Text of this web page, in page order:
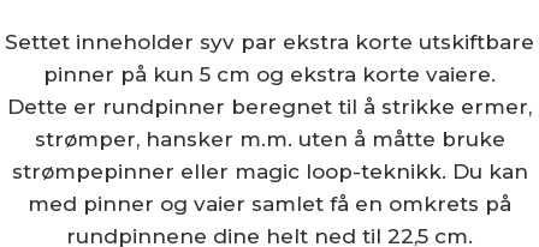
Settet inneholder syv par ekstra korte utskiftbare
pinner på kun 5 cm og ekstra korte vaiere.
Dette er rundpinner beregnet til å strikke ermer,
strømper, hansker m.m. uten å måtte bruke
strømpepinner eller magic loop-teknikk. Du kan
med pinner og vaier samlet få en omkrets på
rundpinnene dine helt ned til 22,5 cm.